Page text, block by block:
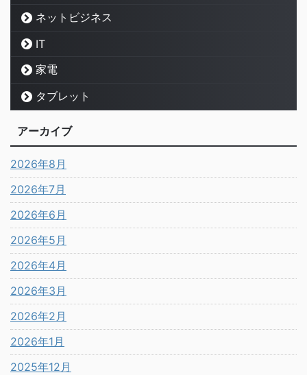
ネットビジネス
IT
家電
タブレット
アーカイブ
2026年8月
2026年7月
2026年6月
2026年5月
2026年4月
2026年3月
2026年2月
2026年1月
2025年12月